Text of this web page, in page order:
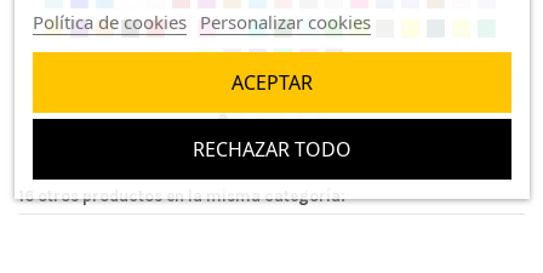
Con buena caída .Para combinar con el plumeti en las
mangas. En mi blog de costura estoy explicando la
(5/5) BUENA CALIDAD
16 otros productos en la misma categoría:
Política de cookies Personalizar cookies
RECHAZAR TODO
ACEPTAR